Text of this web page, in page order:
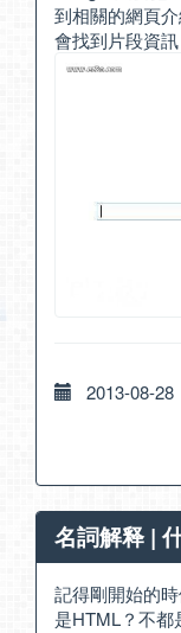
到相關的網頁
會找到片段資訊
2013-08-28
名詞解释 |
記得剛開始的
是HTML？不都